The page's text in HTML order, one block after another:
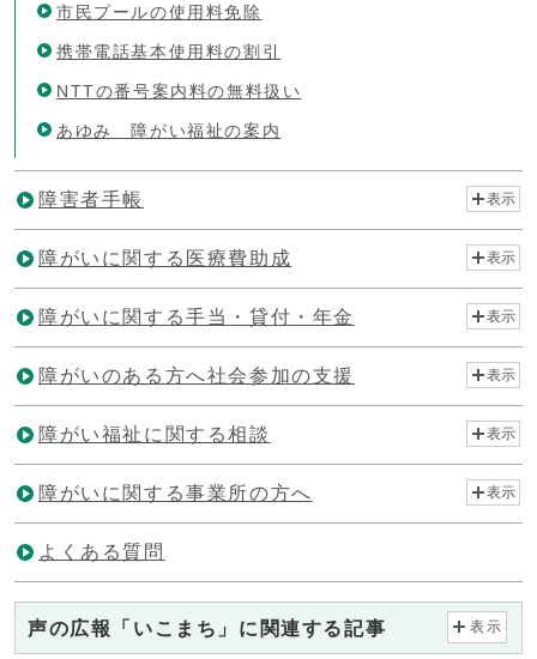
市民プールの使用料免除
携帯電話基本使用料の割引
NTTの番号案内料の無料扱い
あゆみ 障がい福祉の案内
障害者手帳 表示
障がいに関する医療費助成 表示
障がいに関する手当・貸付・年金 表示
障がいのある方へ社会参加の支援 表示
障がい福祉に関する相談 表示
障がいに関する事業所の方へ 表示
よくある質問
声の広報「いこまち」に関連する記事 表示